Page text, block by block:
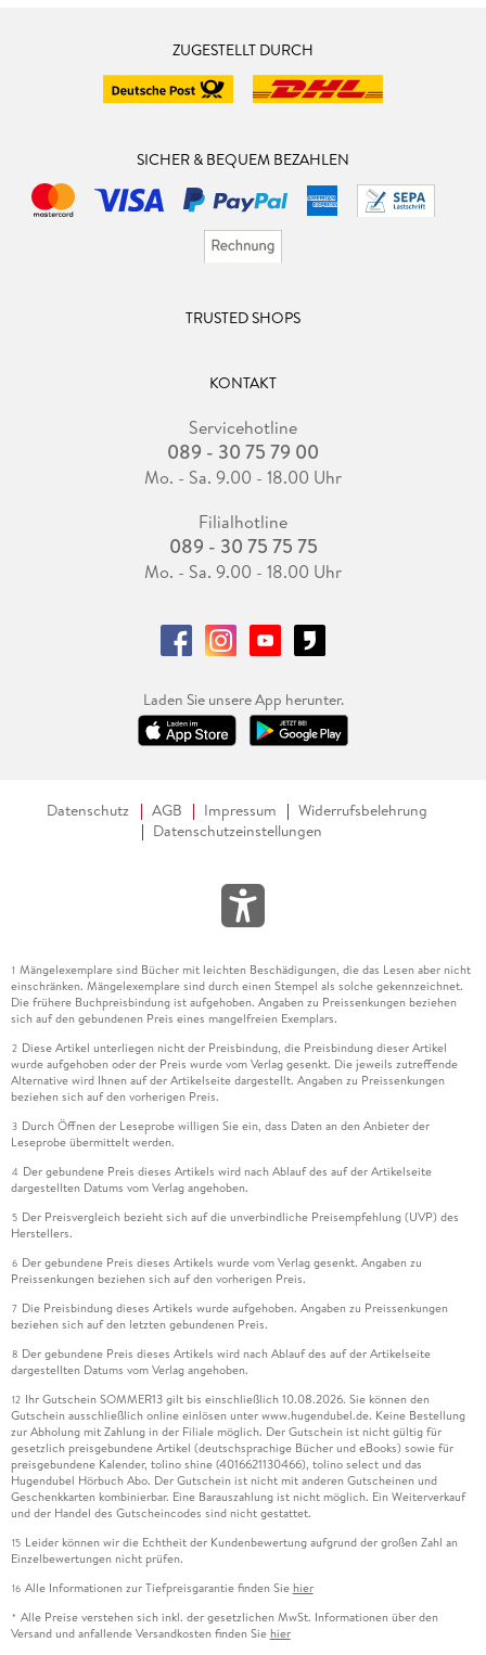
ZUGESTELLT DURCH
SICHER & BEQUEM BEZAHLEN
TRUSTED SHOPS
KONTAKT
Servicehotline
089 - 30 75 79 00
Mo. - Sa. 9.00 - 18.00 Uhr
Filialhotline
089 - 30 75 75 75
Mo. - Sa. 9.00 - 18.00 Uhr
Laden Sie unsere App herunter.
Datenschutz AGB Impressum
Widerrufsbelehrung
Datenschutzeinstellungen
1 Mängelexemplare sind Bücher mit leichten Beschädigungen, die das Lesen aber nicht
einschränken. Mängelexemplare sind durch einen Stempel als solche gekennzeichnet.
Die frühere Buchpreisbindung ist aufgehoben. Angaben zu Preissenkungen beziehen
sich auf den gebundenen Preis eines mangelfreien Exemplars.
2 Diese Artikel unterliegen nicht der Preisbindung, die Preisbindung dieser Artikel
wurde aufgehoben oder der Preis wurde vom Verlag gesenkt. Die jeweils zutreffende
Alternative wird Ihnen auf der Artikelseite dargestellt. Angaben zu Preissenkungen
beziehen sich auf den vorherigen Preis.
3 Durch Öffnen der Leseprobe willigen Sie ein, dass Daten an den Anbieter der
Leseprobe übermittelt werden.
4 Der gebundene Preis dieses Artikels wird nach Ablauf des auf der Artikelseite
dargestellten Datums vom Verlag angehoben.
5 Der Preisvergleich bezieht sich auf die unverbindliche Preisempfehlung (UVP) des
Herstellers.
6 Der gebundene Preis dieses Artikels wurde vom Verlag gesenkt. Angaben zu
Preissenkungen beziehen sich auf den vorherigen Preis.
7 Die Preisbindung dieses Artikels wurde aufgehoben. Angaben zu Preissenkungen
beziehen sich auf den letzten gebundenen Preis.
8 Der gebundene Preis dieses Artikels wird nach Ablauf des auf der Artikelseite
dargestellten Datums vom Verlag angehoben.
12 Ihr Gutschein SOMMER13 gilt bis einschließlich 10.08.2026. Sie können den
Gutschein ausschließlich online einlösen unter www.hugendubel.de. Keine Bestellung
zur Abholung mit Zahlung in der Filiale möglich. Der Gutschein ist nicht gültig für
gesetzlich preisgebundene Artikel (deutschsprachige Bücher und eBooks) sowie für
preisgebundene Kalender, tolino shine (4016621130466), tolino select und das
Hugendubel Hörbuch Abo. Der Gutschein ist nicht mit anderen Gutscheinen und
Geschenkkarten kombinierbar. Eine Barauszahlung ist nicht möglich. Ein Weiterverkauf
und der Handel des Gutscheincodes sind nicht gestattet.
15 Leider können wir die Echtheit der Kundenbewertung aufgrund der großen Zahl an
Einzelbewertungen nicht prüfen.
16 Alle Informationen zur Tiefpreisgarantie finden Sie hier
* Alle Preise verstehen sich inkl. der gesetzlichen MwSt. Informationen über den
Versand und anfallende Versandkosten finden Sie hier